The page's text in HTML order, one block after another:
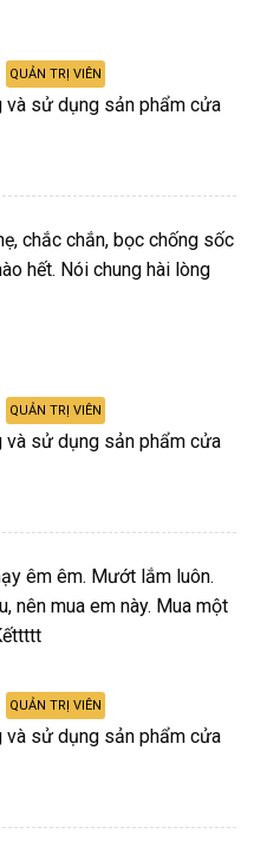
QUẢN TRỊ VIÊN
sử dụng sản phẩm cửa
chắc chắn, bọc chống sốc
hết. Nói chung hài lòng
QUẢN TRỊ VIÊN
sử dụng sản phẩm cửa
êm êm. Mướt lắm luôn.
nên mua em này. Mua một
QUẢN TRỊ VIÊN
sử dụng sản phẩm cửa